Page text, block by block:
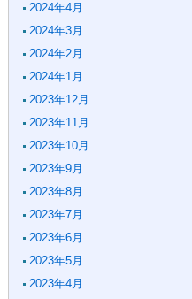
2024年4月
2024年3月
2024年2月
2024年1月
2023年12月
2023年11月
2023年10月
2023年9月
2023年8月
2023年7月
2023年6月
2023年5月
2023年4月